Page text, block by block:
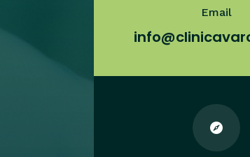
Email
